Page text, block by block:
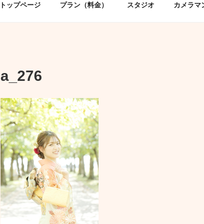
トップページ プラン（料金） スタジオ カメラマ
a_276